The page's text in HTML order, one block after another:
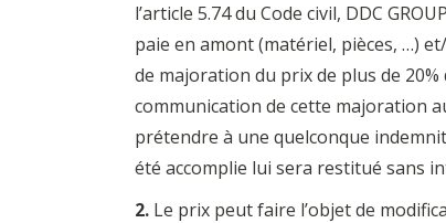
l’article 5.74 du Code civil, DDC
paie en amont (matériel, pièces, …)
de majoration du prix de plus de
communication de cette majoration
prétendre à une quelconque
été accomplie lui sera restitué sans
2. Le prix peut faire l’objet de